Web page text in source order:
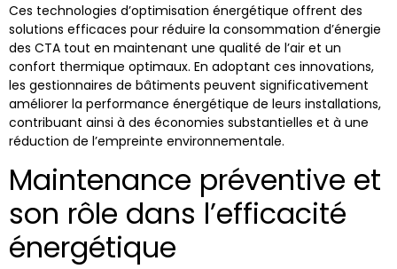
Ces technologies d’optimisation énergétique offrent des
solutions efficaces pour réduire la consommation d’énergie
des CTA tout en maintenant une qualité de l’air et un
confort thermique optimaux. En adoptant ces innovations,
les gestionnaires de bâtiments peuvent significativement
améliorer la performance énergétique de leurs installations,
contribuant ainsi à des économies substantielles et à une
réduction de l’empreinte environnementale.
Maintenance préventive et
son rôle dans l’efficacité
énergétique